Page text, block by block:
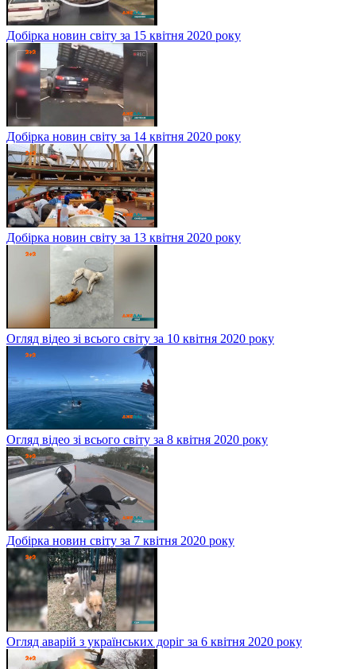
Добірка новин світу за 15 квітня 2020 року
Добірка новин світу за 14 квітня 2020 року
Добірка новин світу за 13 квітня 2020 року
Огляд відео зі всього світу за 10 квітня 2020 року
Огляд відео зі всього світу за 8 квітня 2020 року
Добірка новин світу за 7 квітня 2020 року
Огляд аварій з українських доріг за 6 квітня 2020 року